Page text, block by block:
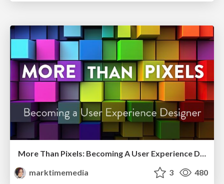
More Than Pixels: Becoming A User Experience Designer
marktimemedia
3 480